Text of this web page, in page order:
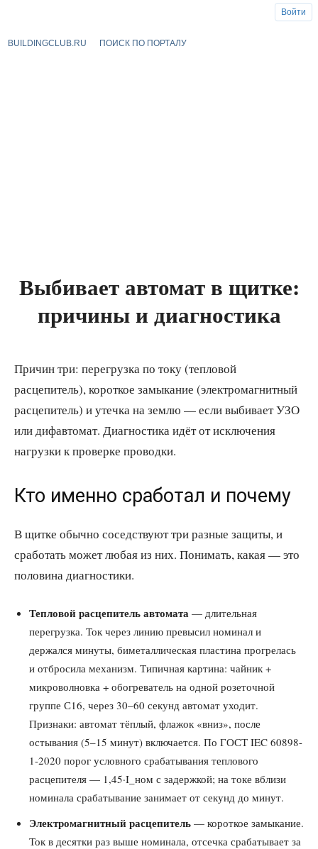
BUILDINGCLUB.RU ПОИСК ПО ПОРТАЛУ
Выбивает автомат в щитке:
причины и диагностика
Причин три: перегрузка по току (тепловой
расцепитель), короткое замыкание (электромагнитный
расцепитель) и утечка на землю — если выбивает УЗО
или дифавтомат. Диагностика идёт от исключения
нагрузки к проверке проводки.
Кто именно сработал и почему
В щитке обычно соседствуют три разные защиты, и
сработать может любая из них. Понимать, какая — это
половина диагностики.
Тепловой расцепитель автомата — длительная
перегрузка. Ток через линию превысил номинал и
держался минуты, биметаллическая пластина прогрелась
и отбросила механизм. Типичная картина: чайник +
микроволновка + обогреватель на одной розеточной
группе С16, через 30–60 секунд автомат уходит.
Признаки: автомат тёплый, флажок «вниз», после
остывания (5–15 минут) включается. По ГОСТ IEC 60898-
1-2020 порог условного срабатывания теплового
расцепителя — 1,45·I_ном с задержкой; на токе вблизи
номинала срабатывание занимает от секунд до минут.
Электромагнитный расцепитель — короткое замыкание.
Ток в десятки раз выше номинала, отсечка срабатывает за
Войти